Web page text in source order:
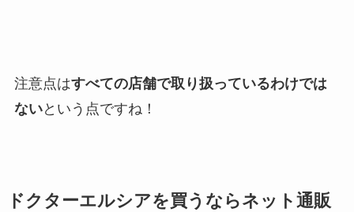
注意点はすべての店舗で取り扱っているわけでは
ないという点ですね！
ドクターエルシアを買うならネット通販